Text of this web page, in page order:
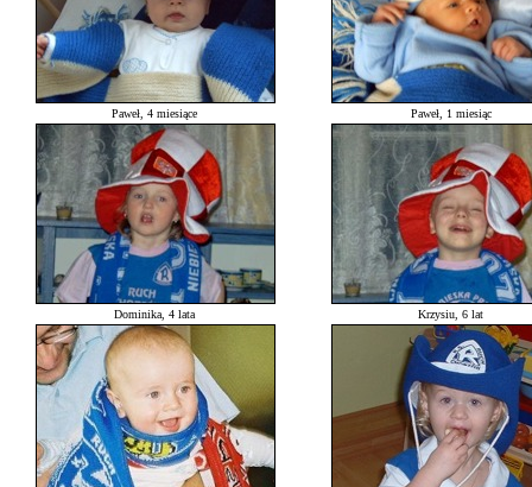
Paweł, 4 miesiące Paweł, 1 miesiąc
Dominika, 4 lata Krzysiu, 6 lat